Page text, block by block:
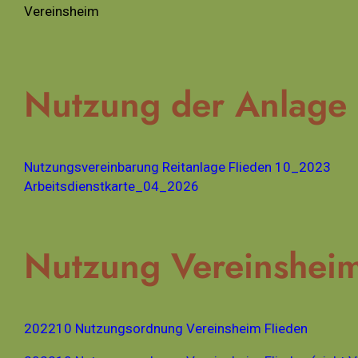
Vereinsheim
Nutzung der Anlage
Nutzungsvereinbarung Reitanlage Flieden 10_2023
Arbeitsdienstkarte_04_2026
Nutzung
202210 Nutzungsordnung Vereinsheim Flieden